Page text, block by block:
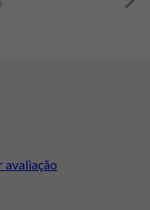
avaliação